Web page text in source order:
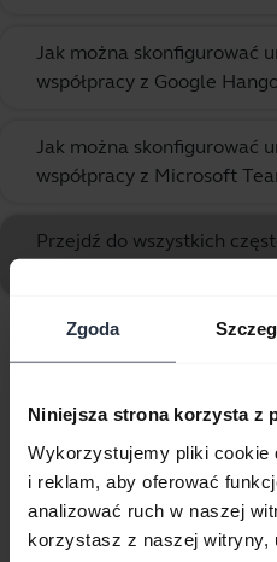
Zgoda
Niniejsza strona korzysta z
Wykorzystujemy pliki cookie
i reklam, aby oferować
analizować ruch w naszej
korzystasz z naszej witryny,
Jak można skonfigurować
współpracy z Google
Jak można skonfigurować
współpracy z Microsoft
Przejdź do wszystkich
Dokumenty